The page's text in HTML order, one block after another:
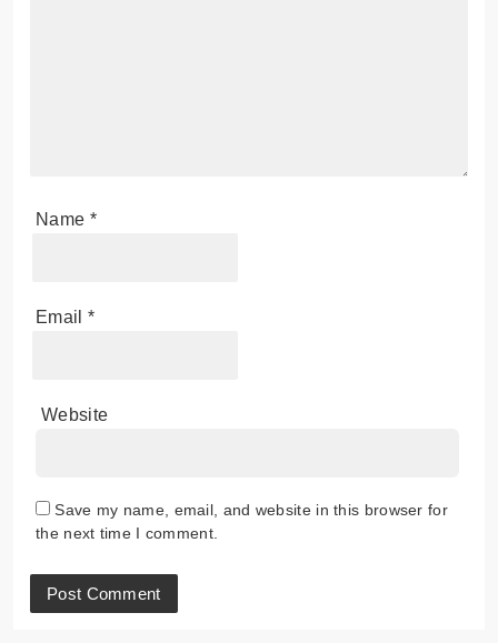
Name *
Email *
Website
Save my name, email, and website in this browser for
the next time I comment.